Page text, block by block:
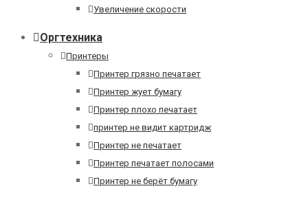
Увеличение скорости
Оргтехника
Принтеры
Принтер грязно печатает
Принтер жует бумагу
Принтер плохо печатает
принтер не видит картридж
Принтер не печатает
Принтер печатает полосами
Принтер не берёт бумагу